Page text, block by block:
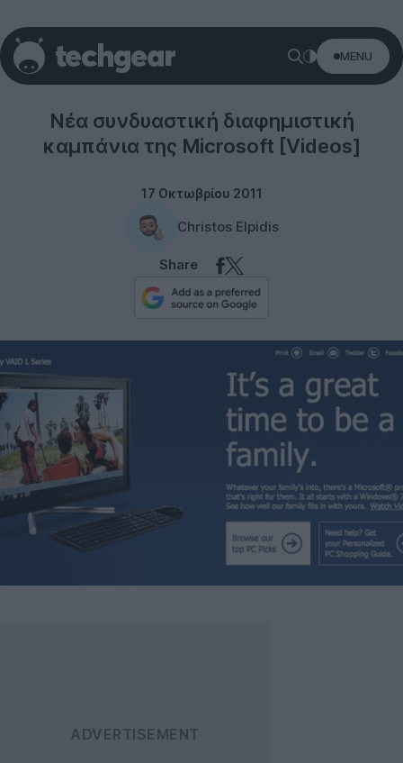
MENU
Νέα συνδυαστική διαφημιστική
καμπάνια της Microsoft [Videos]
17 Οκτωβρίου 2011
Christos Elpidis
Share